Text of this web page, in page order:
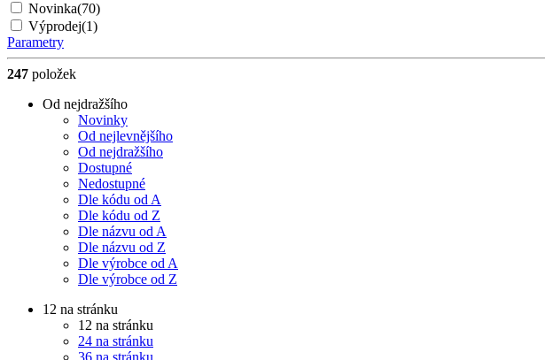
Novinka(70)
Výprodej(1)
Parametry
247 položek
Od nejdražšího
Novinky
Od nejlevnějšího
Od nejdražšího
Dostupné
Nedostupné
Dle kódu od A
Dle kódu od Z
Dle názvu od A
Dle názvu od Z
Dle výrobce od A
Dle výrobce od Z
12 na stránku
12 na stránku
24 na stránku